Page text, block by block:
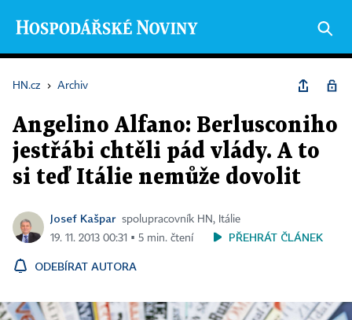
HN.cz › Archiv
Angelino Alfano: Berlusconiho
jestřábi chtěli pád vlády. A to
si teď Itálie nemůže dovolit
Josef Kašpar spolupracovník HN, Itálie
19. 11. 2013 00:31 ▪ 5 min. čtení
PŘEHRÁT ČLÁNEK
ODEBÍRAT AUTORA